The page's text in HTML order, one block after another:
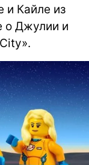
и Кайле из
о Джулии и